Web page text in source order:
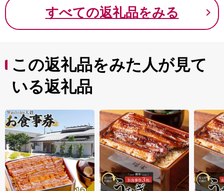
すべての返礼品をみる
この返礼品をみた人が見て
いる返礼品